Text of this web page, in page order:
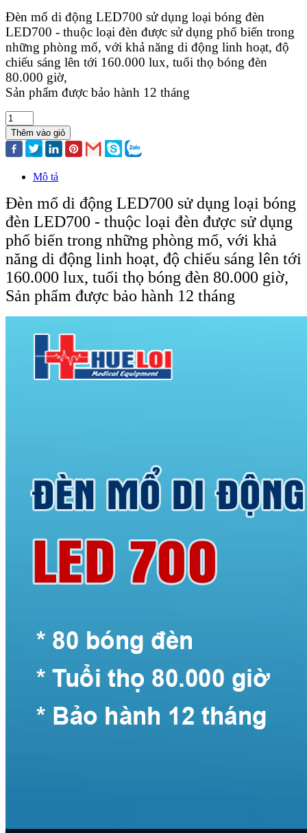
Đèn mổ di động LED700 sử dụng loại bóng đèn
LED700 - thuộc loại đèn được sử dụng phổ biến trong
những phòng mổ, với khả năng di động linh hoạt, độ
chiếu sáng lên tới 160.000 lux, tuổi thọ bóng đèn
80.000 giờ,
Sản phẩm được bảo hành 12 tháng
Thêm vào giỏ
Mô tả
Đèn mổ di động LED700 sử dụng loại bóng
đèn LED700 - thuộc loại đèn được sử dụng
phổ biến trong những phòng mổ, với khả
năng di động linh hoạt, độ chiếu sáng lên tới
160.000 lux, tuổi thọ bóng đèn 80.000 giờ,
Sản phẩm được bảo hành 12 tháng